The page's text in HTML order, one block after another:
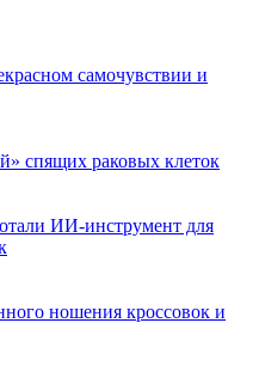
самочувствии и
спящих раковых клеток
ИИ-инструмент для
ношения кроссовок и